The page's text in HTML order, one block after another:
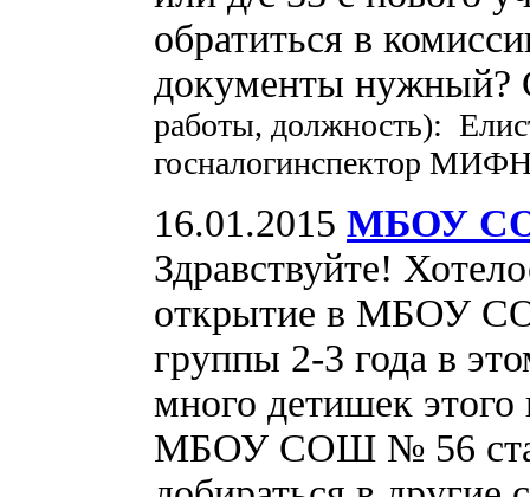
обратиться в
документы нужный?
работы, должность):
госналогинспектор
16.01.2015 МБОУ
Здравствуйте!
открытие в МБОУ
группы 2-3 года в
много детишек этого
МБОУ СОШ № 56